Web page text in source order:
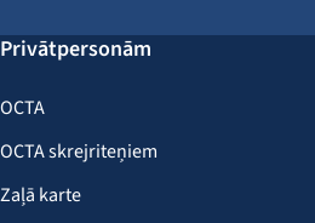
Privātpersonām
OCTA
OCTA skrejriteņiem
Zaļā karte